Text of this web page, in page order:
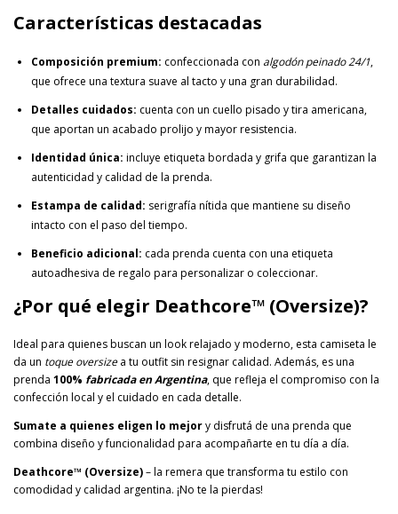
Características destacadas
Composición premium: confeccionada con algodón peinado 24/1,
que ofrece una textura suave al tacto y una gran durabilidad.
Detalles cuidados: cuenta con un cuello pisado y tira americana,
que aportan un acabado prolijo y mayor resistencia.
Identidad única: incluye etiqueta bordada y grifa que garantizan la
autenticidad y calidad de la prenda.
Estampa de calidad: serigrafía nítida que mantiene su diseño
intacto con el paso del tiempo.
Beneficio adicional: cada prenda cuenta con una etiqueta
autoadhesiva de regalo para personalizar o coleccionar.
¿Por qué elegir Deathcore™ (Oversize)?
Ideal para quienes buscan un look relajado y moderno, esta camiseta le
da un toque oversizea tu outfit sin resignar calidad. Además, es una
prenda 100% fabricada en Argentina, que refleja el compromiso con la
confección local y el cuidado en cada detalle.
Sumate a quienes eligen lo mejory disfrutá de una prenda que
combina diseño y funcionalidad para acompañarte en tu día a día.
Deathcore™ (Oversize)– la remera que transforma tu estilo con
comodidad y calidad argentina. ¡No te la pierdas!